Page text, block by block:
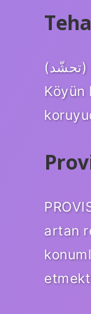
(ﺗﺤﺸّﺪ) i. (Ar. ḥaşd “toplamak, biriktirmek” teḥaşşud’dan) toplanma, yığılma, meclis:
Köyün
artan